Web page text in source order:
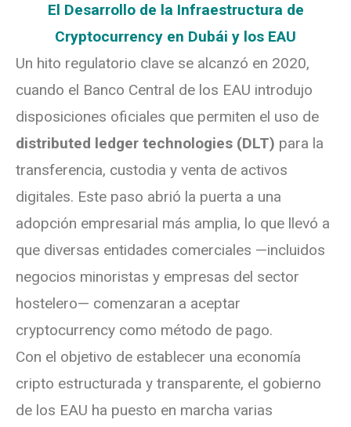
El Desarrollo de la Infraestructura de
Cryptocurrency en Dubái y los EAU
Un hito regulatorio clave se alcanzó en 2020,
cuando el Banco Central de los EAU introdujo
disposiciones oficiales que permiten el uso de
distributed ledger technologies (DLT) para la
transferencia, custodia y venta de activos
digitales. Este paso abrió la puerta a una
adopción empresarial más amplia, lo que llevó a
que diversas entidades comerciales —incluidos
negocios minoristas y empresas del sector
hostelero— comenzaran a aceptar
cryptocurrency como método de pago.
Con el objetivo de establecer una economía
cripto estructurada y transparente, el gobierno
de los EAU ha puesto en marcha varias